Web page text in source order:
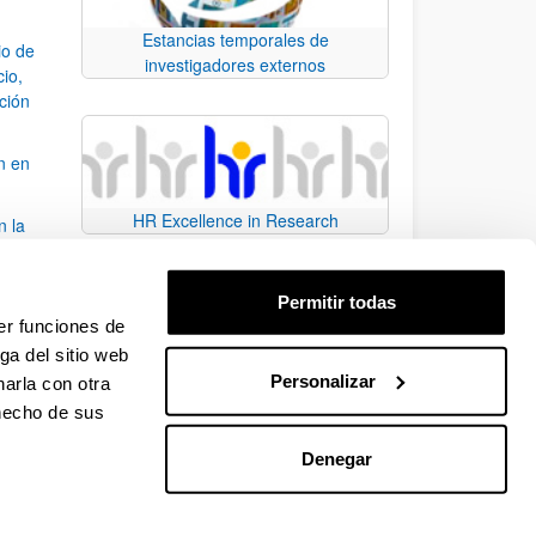
funciones de
del sitio web
con otra
de sus
Permitir todas
Personalizar
Denegar
de
en
la
desplazarse.
Estancias temporales de
investigadores externos
HR Excellence in Research